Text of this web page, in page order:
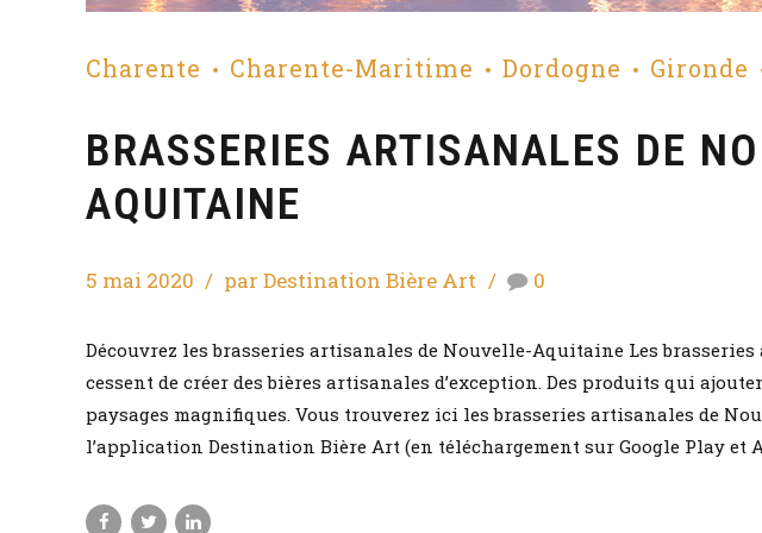
Charente Charente-Maritime Dordogne Gironde
BRASSERIES ARTISANALES DE
AQUITAINE
5 mai 2020 par Destination Bière Art 0
Découvrez les brasseries artisanales de Nouvelle-Aquitaine Les
cessent de créer des bières artisanales d’exception. Des produits qui
paysages magnifiques. Vous trouverez ici les brasseries artisanales de
l’application Destination Bière Art (en téléchargement sur Google Play et